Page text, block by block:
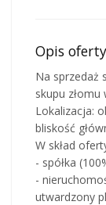
Opis oferty
Na sprzedaż
skupu
Lokalizacja:
bliskość
W skład
- spółka
-
utwardzony